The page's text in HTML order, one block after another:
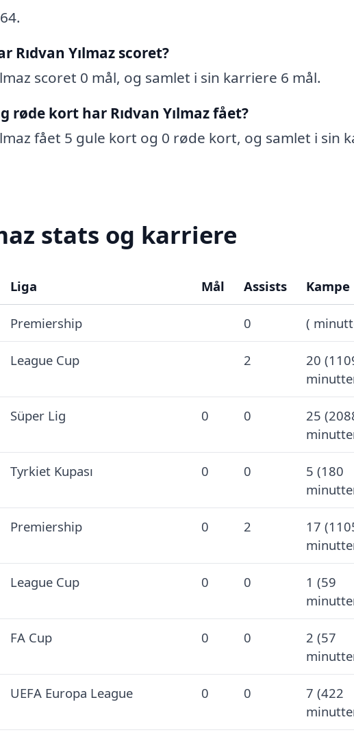
Rıdvan Yılmaz scoret?
scoret 0 mål, og samlet i sin karriere 6 mål.
røde kort har Rıdvan Yılmaz fået?
fået 5 gule kort og 0 røde kort, og samlet i sin
stats og karriere
Liga Mål Assists Kampe
Premiership 0 (
League Cup 2
20
Süper Lig 0 0
25
Tyrkiet Kupası 0 0
5 (180
Premiership 0 2
17
League Cup 0 0
1 (59
FA Cup 0 0
2 (57
UEFA Europa League 0 0
7 (422